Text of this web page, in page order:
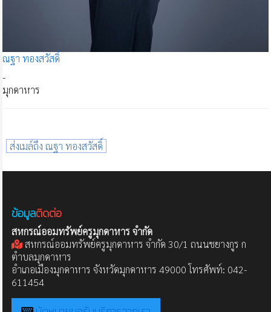
ณฐา ทองสวัสดิ์
-
มุกดาหาร
ส่งเมล์ถึง ณฐา ทองสวัสดิ์
ข้อมูลติดต่อ
สหกรณ์ออมทรัพย์ครูมุกดาหาร จำกัด
สหกรณ์ออมทรัพย์ครูมุกดาหาร จำกัด 30/1 ถนนชยางกูร ก
ตำบลมุกดาหาร
อำเภอเมืองมุกดาหาร จังหวัดมุกดาหาร 49000 โทรศัพท์: 042-
611454